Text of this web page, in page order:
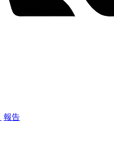
報告